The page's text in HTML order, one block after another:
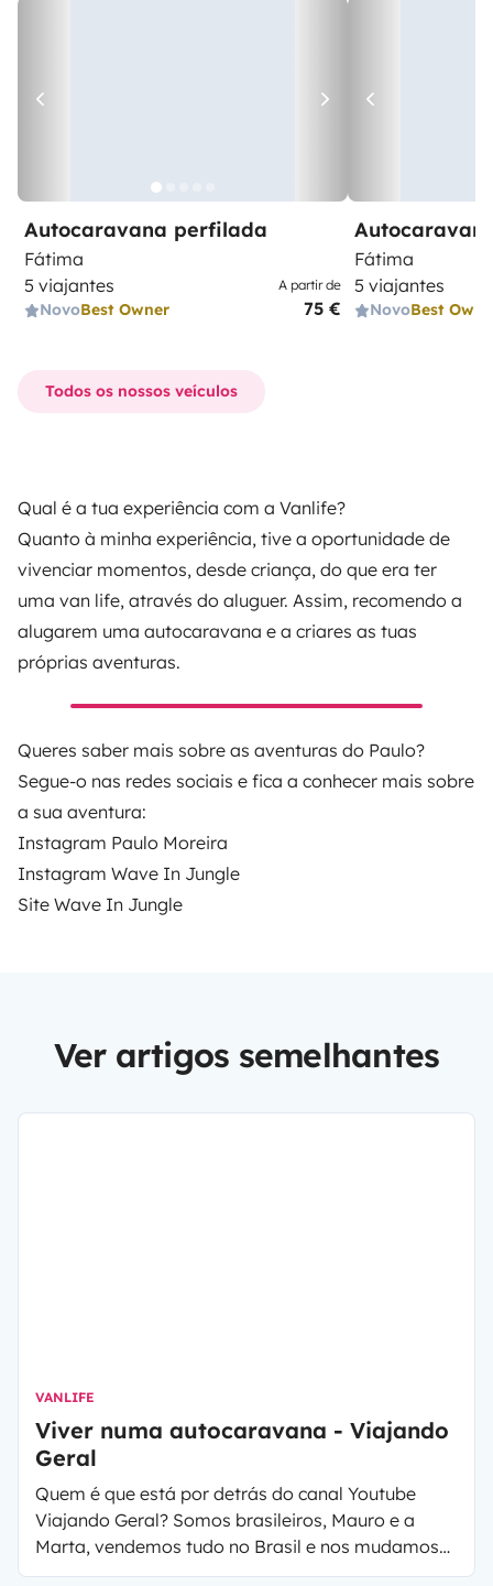
Autocaravana perfilada
Fátima
5 viajantes
NovoBest Owner
A partir de
75 €
Fátima
5 viajantes
NovoBest
Todos os nossos veículos
Qual é a tua experiência com a Vanlife?
Quanto à minha experiência, tive a oportunidade de
vivenciar momentos, desde criança, do que era ter
uma van life, através do aluguer. Assim, recomendo a
alugarem uma autocaravana e a criares as tuas
próprias aventuras.
Queres saber mais sobre as aventuras do Paulo?
Segue-o nas redes sociais e fica a conhecer mais sobre
a sua aventura:
Instagram Paulo Moreira
Instagram Wave In Jungle
Site Wave In Jungle
Ver artigos semelhantes
VANLIFE
Viver numa autocaravana - Viajando
Geral
Quem é que está por detrás do canal Youtube
Viajando Geral? Somos brasileiros, Mauro e a
Marta, vendemos tudo no Brasil e nos mudamos
para a Europa, Portugal. Foi um recomeço,